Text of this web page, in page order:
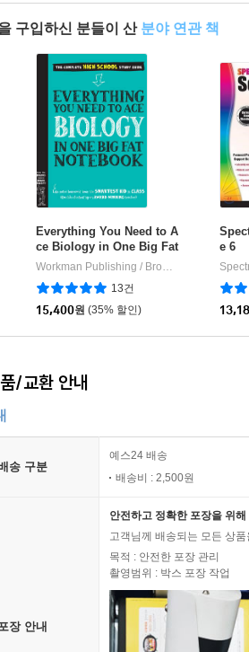
구입하신 분들이 산 분야 연관 책
Everything You Need to A
ce Biology in One Big Fat
Notebook
Workman Publishing / Brown, Matthew |
13건
15,400원 (35% 할인)
e 6
/교환 안내
송 구분
예스24 배송
배송비 : 2,500원
장 안내
안전하고 정확한 포장을 위
고객님께 배송되는 모든 상
목적 : 안전한 포장 관리
촬영범위 : 박스 포장 작업